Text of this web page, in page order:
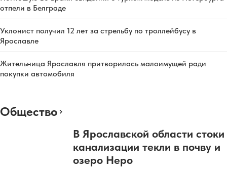
отпели в Белграде
Уклонист получил 12 лет за стрельбу по троллейбусу в
Ярославле
Жительница Ярославля притворилась малоимущей ради
покупки автомобиля
Общество
В Ярославской области стоки
канализации текли в почву и
озеро Неро